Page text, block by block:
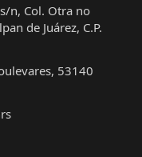
n, Col. Otra no
de Juárez, C.P.
53140